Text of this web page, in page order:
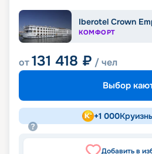
Iberotel Crown
КОМФОРТ
от131 418 ₽ / чел
Выбор
+1 000
Добавить в